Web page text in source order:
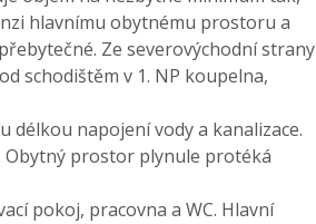
hlavnímu obytnému prostoru a
Ze severovýchodní strany
schodištěm v 1. NP koupelna,
délkou napojení vody a kanalizace.
Obytný prostor plynule protéká
pokoj, pracovna a WC. Hlavní